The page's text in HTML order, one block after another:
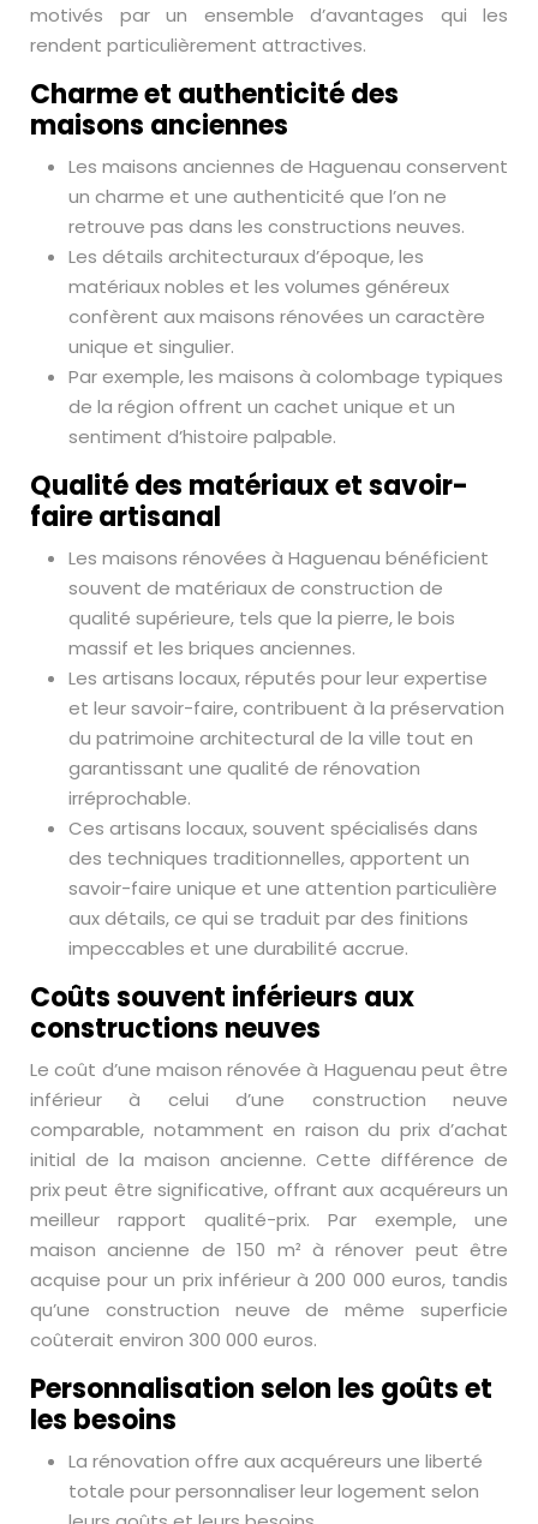
motivés par un ensemble d’avantages qui les
rendent particulièrement attractives.
Charme et authenticité des
maisons anciennes
Les maisons anciennes de Haguenau conservent
un charme et une authenticité que l’on ne
retrouve pas dans les constructions neuves.
Les détails architecturaux d’époque, les
matériaux nobles et les volumes généreux
confèrent aux maisons rénovées un caractère
unique et singulier.
Par exemple, les maisons à colombage typiques
de la région offrent un cachet unique et un
sentiment d’histoire palpable.
Qualité des matériaux et savoir-
faire artisanal
Les maisons rénovées à Haguenau bénéficient
souvent de matériaux de construction de
qualité supérieure, tels que la pierre, le bois
massif et les briques anciennes.
Les artisans locaux, réputés pour leur expertise
et leur savoir-faire, contribuent à la préservation
du patrimoine architectural de la ville tout en
garantissant une qualité de rénovation
irréprochable.
Ces artisans locaux, souvent spécialisés dans
des techniques traditionnelles, apportent un
savoir-faire unique et une attention particulière
aux détails, ce qui se traduit par des finitions
impeccables et une durabilité accrue.
Coûts souvent inférieurs aux
constructions neuves
Le coût d’une maison rénovée à Haguenau peut être
inférieur à celui d’une construction neuve
comparable, notamment en raison du prix d’achat
initial de la maison ancienne. Cette différence de
prix peut être significative, offrant aux acquéreurs un
meilleur rapport qualité-prix. Par exemple, une
maison ancienne de 150 m² à rénover peut être
acquise pour un prix inférieur à 200 000 euros, tandis
qu’une construction neuve de même superficie
coûterait environ 300 000 euros.
Personnalisation selon les goûts et
les besoins
La rénovation offre aux acquéreurs une liberté
totale pour personnaliser leur logement selon